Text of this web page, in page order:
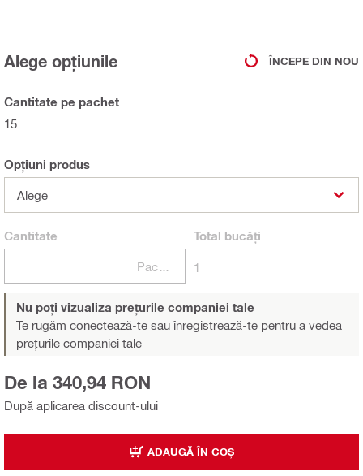
Alege opțiunile ÎNCEPE DIN NOU
Cantitate pe pachet
15
Opțiuni produs
Alege
Cantitate Total bucăți
1
Nu poți vizualiza prețurile companiei tale
Te rugăm conectează-te sau înregistrează-te pentru a vedea
prețurile companiei tale
După aplicarea discount-ului
De la 340,94 RON
ADAUGĂ ÎN COȘ